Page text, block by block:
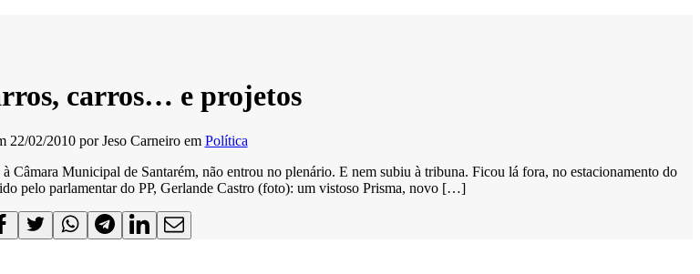
carros… e projetos
22/02/2010 porJeso Carneiro em Política
Câmara Municipal de Santarém, não entrou no plenário. E nem subiu à tribuna. Ficou lá fora, no estacionamento do
pelo parlamentar do PP, Gerlande Castro (foto): um vistoso Prisma, novo […]